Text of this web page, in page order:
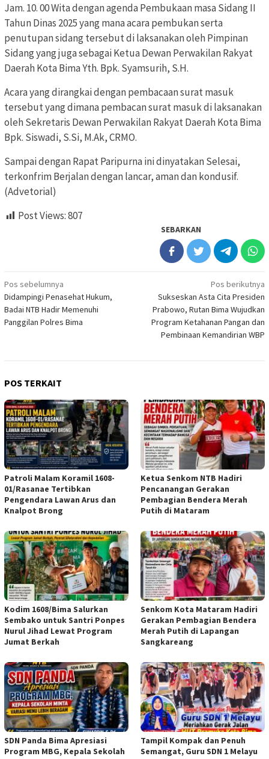
Jam. 10. 00 Wita dengan agenda Pembukaan masa Sidang II
Tahun Dinas 2025 yang mana acara pembukan serta
penutupan sidang tersebut di laksanakan oleh Pimpinan
Sidang yang juga sebagai Ketua Dewan Perwakilan Rakyat
Daerah Kota Bima Yth. Bpk. Syamsurih, S.H.
Acara yang dirangkai dengan pembacaan surat masuk
tersebut yang dimana pembacan surat masuk di laksanakan
oleh Sekretaris Dewan Perwakilan Rakyat Daerah Kota Bima
Bpk. Siswadi, S.Si, M.Ak, CRMO.
Sampai dengan Rapat Paripurna ini dinyatakan Selesai,
terkonfrim Berjalan dengan lancar, aman dan kondusif.
(Advetorial)
Post Views:807
SEBARKAN
Navigasi
pos
Pos sebelumnya
Didampingi Penasehat Hukum,
Badai NTB Hadir Memenuhi
Panggilan Polres Bima
Pos berikutnya
Sukseskan Asta Cita Presiden
Prabowo, Rutan Bima Wujudkan
Program Ketahanan Pangan dan
Pembinaan Kemandirian WBP
POS TERKAIT
Patroli Malam Koramil 1608-
01/Rasanae Tertibkan
Pengendara Lawan Arus dan
Knalpot Brong
Ketua Senkom NTB Hadiri
Pencanangan Gerakan
Pembagian Bendera Merah
Putih di Mataram
Kodim 1608/Bima Salurkan
Sembako untuk Santri Ponpes
Nurul Jihad Lewat Program
Jumat Berkah
Senkom Kota Mataram Hadiri
Gerakan Pembagian Bendera
Merah Putih di Lapangan
Sangkareang
SDN Panda Bima Apresiasi
Program MBG, Kepala Sekolah
Tampil Kompak dan Penuh
Semangat, Guru SDN 1 Melayu